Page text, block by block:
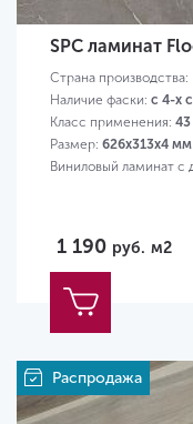
SPC ламинат
Страна производства:
Наличие фаски: с 4-х
Класс применения: 43
Размер: 626х313х4 мм
Виниловый ламинат с
1 190 руб. м2
Распродажа